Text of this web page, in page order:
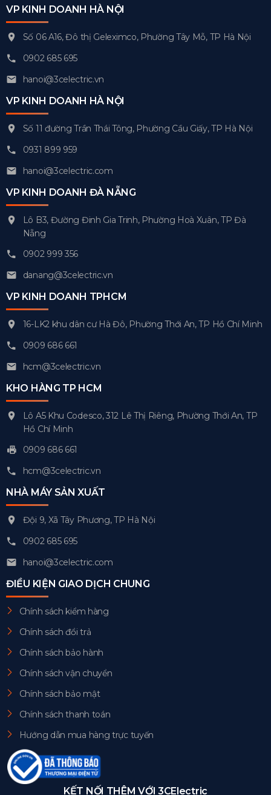
VP KINH DOANH HÀ NỘI
Số 06 A16, Đô thị Geleximco, Phường Tây Mỗ, TP Hà Nội
0902 685 695
hanoi@3celectric.vn
VP KINH DOANH HÀ NỘI
Số 11 đường Trần Thái Tông, Phường Cầu Giấy, TP Hà Nội
0931 899 959
hanoi@3celectric.com
VP KINH DOANH ĐÀ NẴNG
Lô B3, Đường Đinh Gia Trinh, Phường Hoà Xuân, TP Đà
Nẵng
0902 999 356
danang@3celectric.vn
VP KINH DOANH TPHCM
16-LK2 khu dân cư Hà Đô, Phường Thới An, TP Hồ Chí Minh
0909 686 661
hcm@3celectric.vn
KHO HÀNG TP HCM
Lô A5 Khu Codesco, 312 Lê Thị Riêng, Phường Thới An, TP
Hồ Chí Minh
0909 686 661
hcm@3celectric.vn
NHÀ MÁY SẢN XUẤT
Đội 9, Xã Tây Phương, TP Hà Nội
0902 685 695
hanoi@3celectric.com
ĐIỀU KIỆN GIAO DỊCH CHUNG
Chính sách kiểm hàng
Chính sách đổi trả
Chính sách bảo hành
Chính sách vận chuyển
Chính sách bảo mật
Chính sách thanh toán
Hướng dẫn mua hàng trực tuyến
KẾT NỐI THÊM VỚI 3CElectric